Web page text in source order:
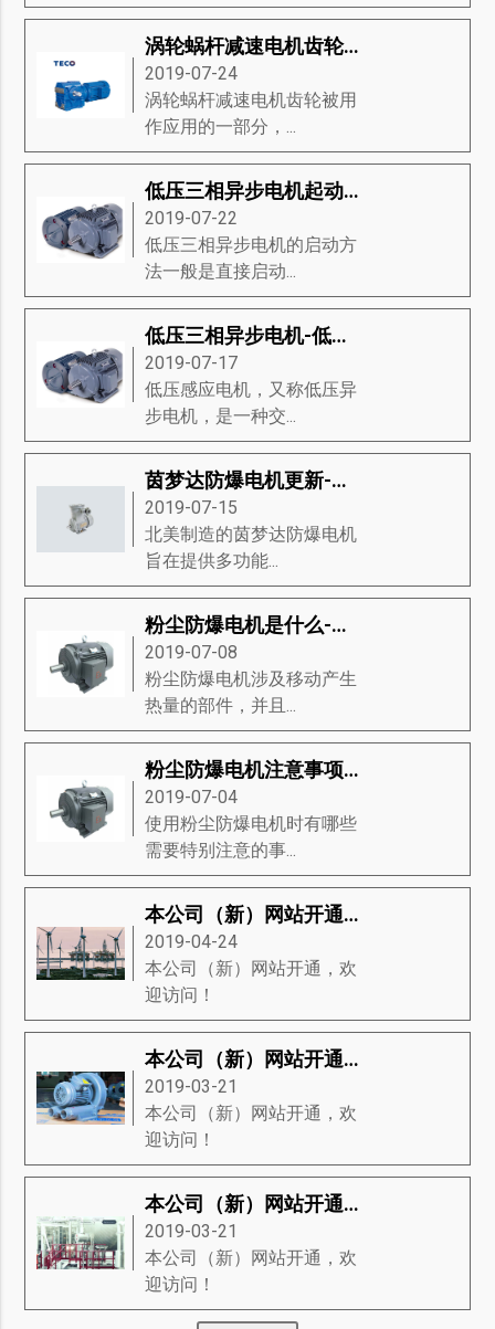
涡轮蜗杆减速电机齿轮和锥齿轮的优缺点
2019-07-24
涡轮蜗杆减速电机齿轮被用
作应用的一部分，...
低压三相异步电机起动方法-低压三相异步电机启动方式分类、启动图、启动装置等知识详解
2019-07-22
低压三相异步电机的启动方
法一般是直接启动...
低压三相异步电机-低压三相异步电机的结构和图片
2019-07-17
低压感应电机，又称低压异
步电机，是一种交...
茵梦达防爆电机更新-茵梦达防爆电机的新功能
2019-07-15
北美制造的茵梦达防爆电机​
旨在提供多功能...
粉尘防爆电机是什么-掌握粉尘防爆电机的分类、材料组、重要性等知识详解
2019-07-08
粉尘防爆电机涉及移动产生
热量的部件，并且...
粉尘防爆电机注意事项-粉尘防爆电机的分类、代码字母、防爆类型等知识详解
2019-07-04
使用粉尘防爆电机时有哪些
需要特别注意的事...
本公司（新）网站开通，欢迎访问！
2019-04-24
本公司（新）网站开通，欢
迎访问！
本公司（新）网站开通，欢迎访问！
2019-03-21
本公司（新）网站开通，欢
迎访问！
本公司（新）网站开通，欢迎访问！
2019-03-21
本公司（新）网站开通，欢
迎访问！